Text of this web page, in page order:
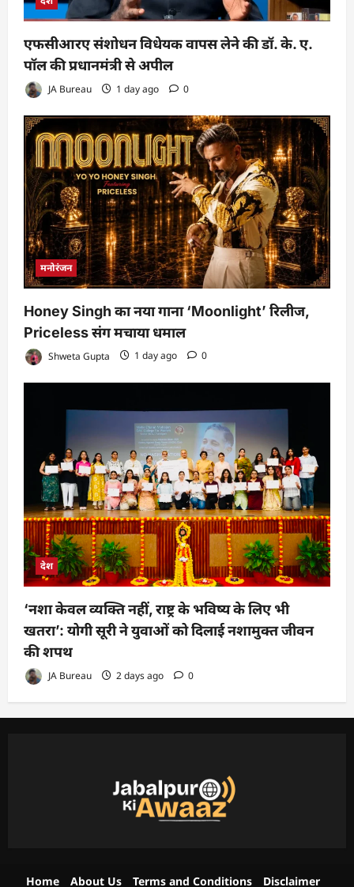
एफसीआरए संशोधन विधेयक वापस लेने की डॉ. के. ए.
पॉल की प्रधानमंत्री से अपील
JA Bureau 1 day ago 0
मनोरंजन
Honey Singh का नया गाना ‘Moonlight’ रिलीज,
Priceless संग मचाया धमाल
Shweta Gupta 1 day ago 0
देश
‘नशा केवल व्यक्ति नहीं, राष्ट्र के भविष्य के लिए भी
खतरा’: योगी सूरी ने युवाओं को दिलाई नशामुक्त जीवन
की शपथ
JA Bureau 2 days ago 0
Home About Us Terms and Conditions Disclaimer